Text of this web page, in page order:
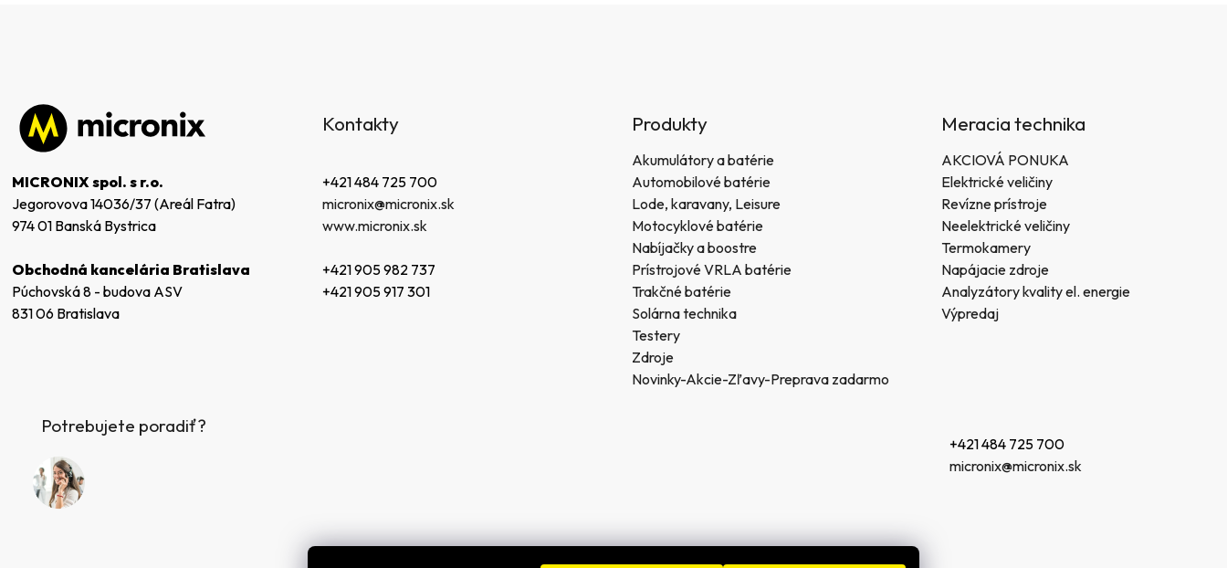
MICRONIX spol. s r.o.
Jegorovova 14036/37 (Areál Fatra)
974 01 Banská Bystrica
Obchodná kancelária Bratislava
Púchovská 8 - budova ASV
831 06 Bratislava
Kontakty
+421 484 725 700
micronix@micronix.sk
www.micronix.sk
+421 905 982 737
+421 905 917 301
Produkty
Akumulátory a batérie
Automobilové batérie
Lode, karavany, Leisure
Motocyklové batérie
Nabíjačky a boostre
Prístrojové VRLA batérie
Trakčné batérie
Solárna technika
Testery
Zdroje
Novinky-Akcie-Zľavy-Preprava zadarmo
Meracia technika
AKCIOVÁ PONUKA
Elektrické veličiny
Revízne prístroje
Neelektrické veličiny
Termokamery
Napájacie zdroje
Analyzátory kvality el. energie
Výpredaj
Potrebujete poradiť?
+421 484 725 700
micronix@micronix.sk